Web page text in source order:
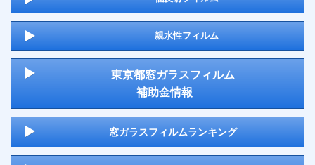
親水性フィルム
東京都窓ガラスフィルム
補助金情報
窓ガラスフィルムランキング